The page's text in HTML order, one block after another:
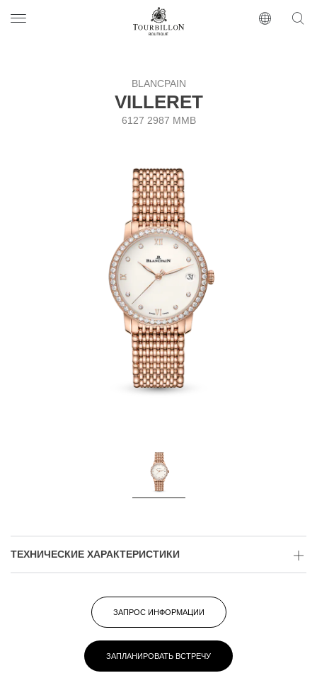
https://www.tourbillon.com/ru
BLANCPAIN
VILLERET
6127 2987 MMB
ТЕХНИЧЕСКИЕ ХАРАКТЕРИСТИКИ
ЗАПРОС ИНФОРМАЦИИ
ЗАПЛАНИРОВАТЬ ВСТРЕЧУ